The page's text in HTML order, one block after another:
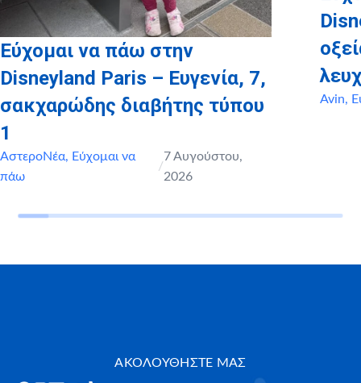
Εύχομαι να πάω στην
Disneyland Paris – Ευγενία, 7,
σακχαρώδης διαβήτης τύπου
1
ΑστεροΝέα, Εύχομαι να
πάω
/
7 Αυγούστου,
2026
Avin,
ΑΚΟΛΟΥΘΗΣΤΕ ΜΑΣ